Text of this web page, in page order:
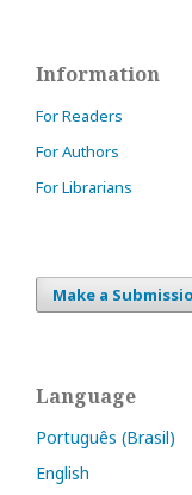
Information
For Readers
For Authors
For Librarians
Make a
Language
Português (Brasil)
English